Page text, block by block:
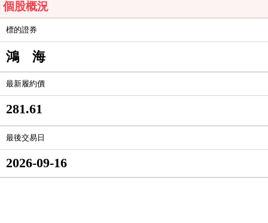
個股概況
標的證券
鴻 海
最新履約價
281.61
最後交易日
2026-09-16